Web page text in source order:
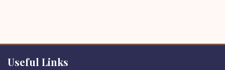
Useful Links